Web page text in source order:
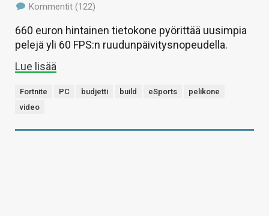
Kommentit (122)
660 euron hintainen tietokone pyörittää uusimpia
pelejä yli 60 FPS:n ruudunpäivitysnopeudella.
Lue lisää
Fortnite PC budjetti build eSports
pelikone
video